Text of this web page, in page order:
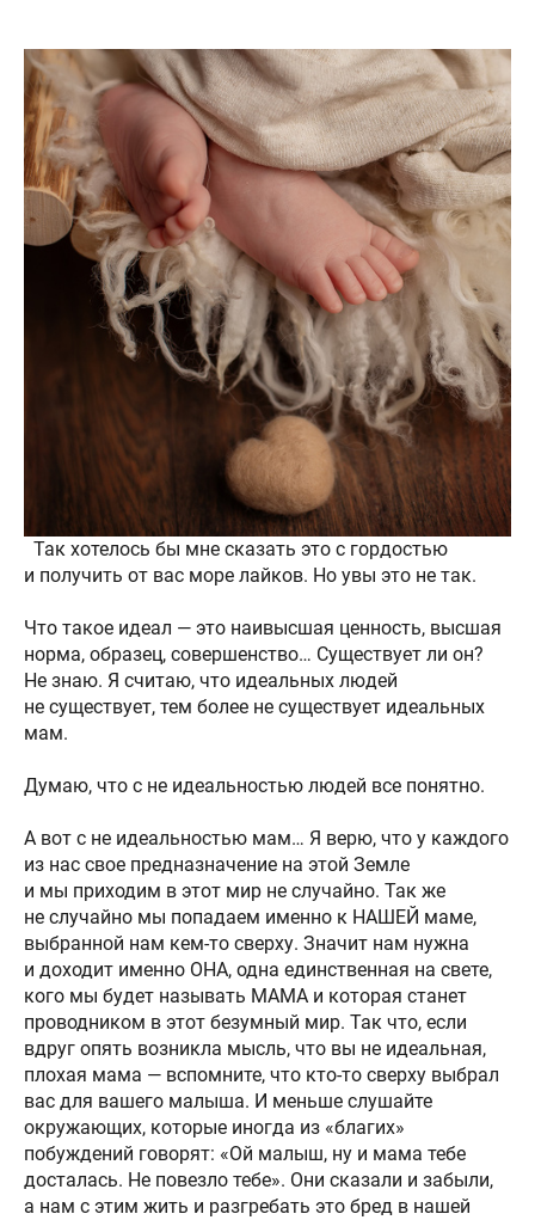
Так хотелось бы мне сказать это с гордостью
и получить от вас море лайков. Но увы это не так.
Что такое идеал — это наивысшая ценность, высшая
норма, образец, совершенство… Существует ли он?
Не знаю. Я считаю, что идеальных людей
не существует, тем более не существует идеальных
мам.
Думаю, что с не идеальностью людей все понятно.
А вот с не идеальностью мам… Я верю, что у каждого
из нас свое предназначение на этой Земле
и мы приходим в этот мир не случайно. Так же
не случайно мы попадаем именно к НАШЕЙ маме,
выбранной нам кем-то сверху. Значит нам нужна
и доходит именно ОНА, одна единственная на свете,
кого мы будет называть МАМА и которая станет
проводником в этот безумный мир. Так что, если
вдруг опять возникла мысль, что вы не идеальная,
плохая мама — вспомните, что кто-то сверху выбрал
вас для вашего малыша. И меньше слушайте
окружающих, которые иногда из «благих»
побуждений говорят: «Ой малыш, ну и мама тебе
досталась. Не повезло тебе». Они сказали и забыли,
а нам с этим жить и разгребать это бред в нашей